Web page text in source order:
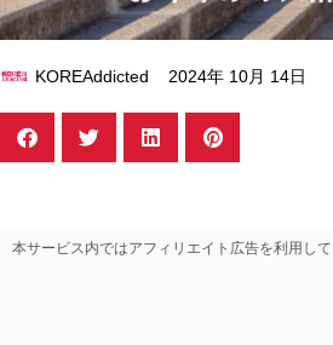
KOREAddicted 2024年 10月 14日
本サービス内ではアフィリエイト広告を利用して